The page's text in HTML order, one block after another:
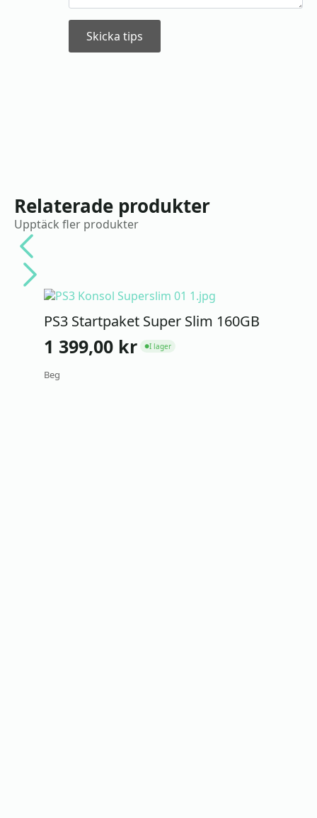
Skicka tips
Relaterade produkter
Upptäck fler produkter
PS3 Startpaket Super Slim 160GB
1 399,00 kr ●I lager
Beg